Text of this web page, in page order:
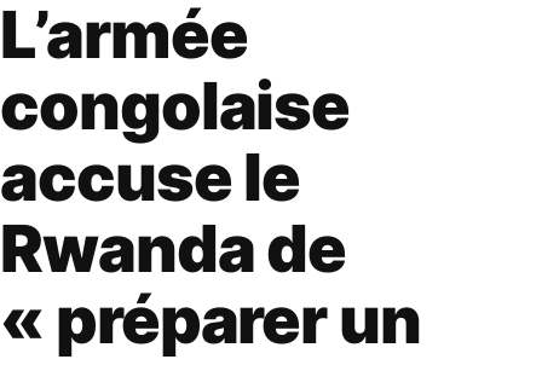
L’armée
congolaise
accuse le
Rwanda de
« préparer un